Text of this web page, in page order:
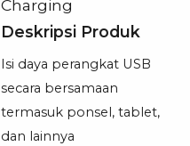
Charging
Deskripsi Produk
Isi daya perangkat USB
secara bersamaan
termasuk ponsel, tablet,
dan lainnya